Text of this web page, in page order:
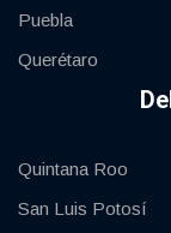
Puebla
Querétaro
Quintana Roo
San Luis Potosí